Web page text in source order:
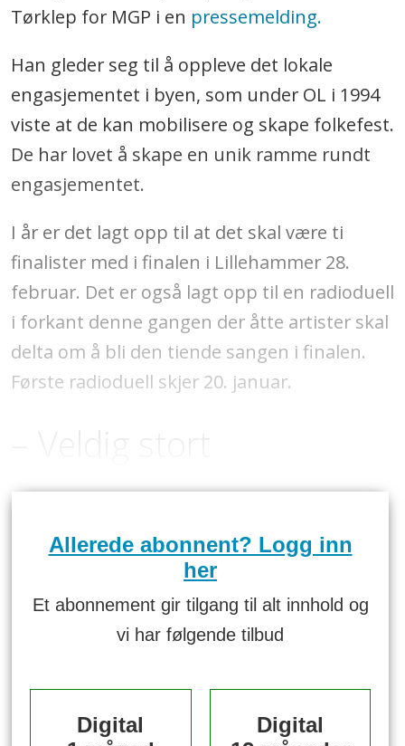
Tørklep for MGP i en pressemelding.
Han gleder seg til å oppleve det lokale
engasjementet i byen, som under OL i 1994
viste at de kan mobilisere og skape folkefest.
De har lovet å skape en unik ramme rundt
engasjementet.
I år er det lagt opp til at det skal være ti
finalister med i finalen i Lillehammer 28.
februar. Det er også lagt opp til en radioduell
i forkant denne gangen der åtte artister skal
delta om å bli den tiende sangen i finalen.
Første radioduell skjer 20. januar.
– Veldig stort
Allerede abonnent? Logg inn
her
Et abonnement gir tilgang til alt innhold og
vi har følgende tilbud
Digital
Digital